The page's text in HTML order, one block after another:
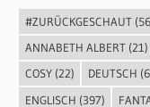
#ZURÜCKGESCHAUT
ANNABETH ALBERT(21)
COSY(22) DEUTSCH
ENGLISCH (397)